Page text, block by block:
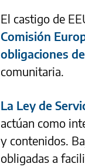
El castigo de
Comisión
obligaciones
comunitaria.
La Ley de
actúan como
y contenidos.
obligadas a